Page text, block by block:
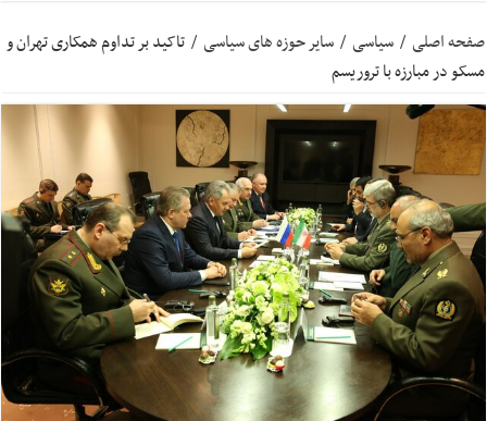
صفحه اصلی / سیاسی / سایر حوزه های سیاسی / تاکید بر تداوم همکاری تهران و
مسکو ‌در مبارزه با تروریسم